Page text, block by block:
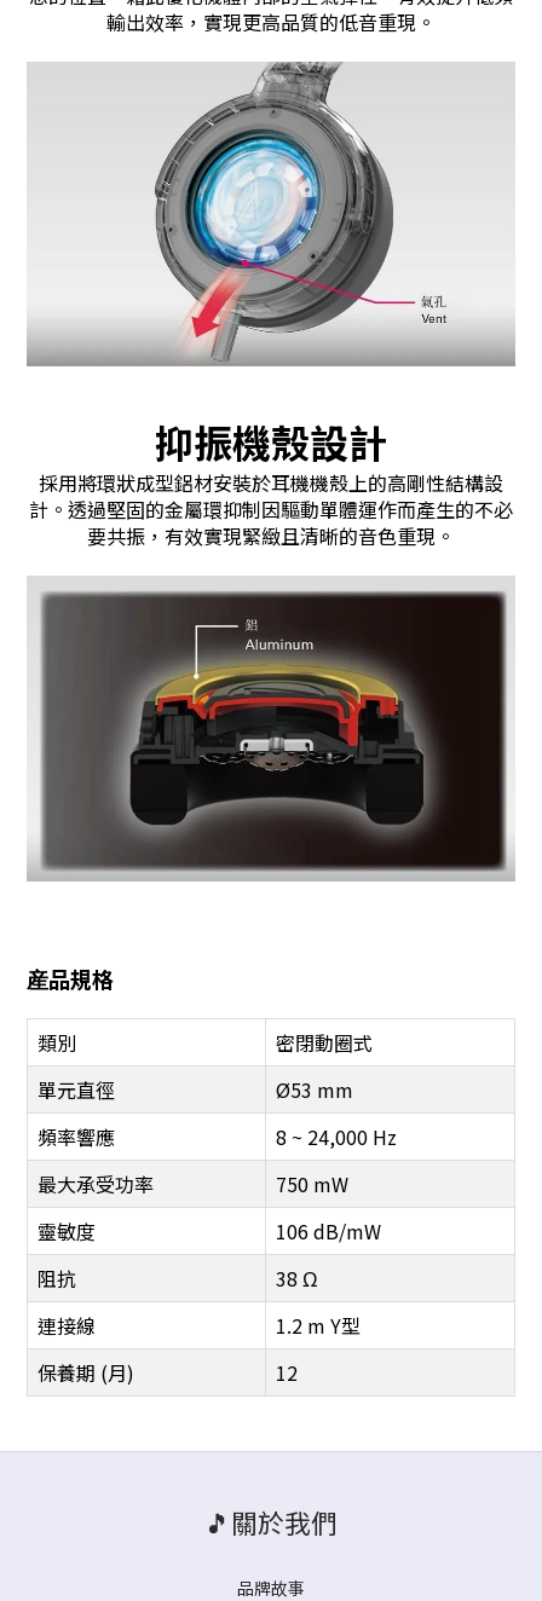
輸出效率，實現更高品質的低音重現。
抑振機殼設計
採用將環狀成型鋁材安裝於耳機機殼上的高剛性結構設
計。透過堅固的金屬環抑制因驅動單體運作而產生的不必
要共振，有效實現緊緻且清晰的音色重現。
産品規格
類別
密閉動圈式
單元直徑
Ø53 mm
頻率響應
8 ~ 24,000 Hz
最大承受功率
750 mW
靈敏度
106 dB/mW
阻抗
38 Ω
連接線
1.2 m Y型
保養期 (月)
12
🎵關於我們
品牌故事